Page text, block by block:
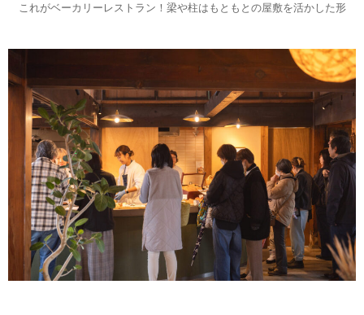
これがベーカリーレストラン！梁や柱はもともとの屋敷を活かした形